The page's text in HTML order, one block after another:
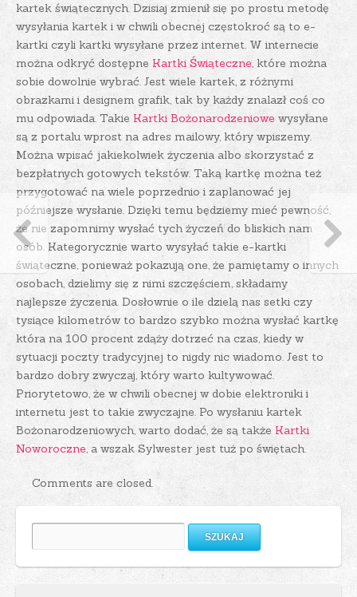
kartek świątecznych. Dzisiaj zmienił się po prostu metodę
wysyłania kartek i w chwili obecnej częstokroć są to e-
kartki czyli kartki wysyłane przez internet. W internecie
można odkryć dostępne Kartki Świąteczne, które można
sobie dowolnie wybrać. Jest wiele kartek, z różnymi
obrazkami i designem grafik, tak by każdy znalazł coś co
mu odpowiada. Takie Kartki Bożonarodzeniowe wysyłane
są z portalu wprost na adres mailowy, który wpiszemy.
Można wpisać jakiekolwiek życzenia albo skorzystać z
bezpłatnych gotowych tekstów. Taką kartkę można też
przygotować na wiele poprzednio i zaplanować jej
późniejsze wysłanie. Dzięki temu będziemy mieć pewność,
że nie zapomnimy wysłać tych życzeń do bliskich nam
osób. Kategorycznie warto wysyłać takie e-kartki
świąteczne, ponieważ pokazują one, że pamiętamy o innych
osobach, dzielimy się z nimi szczęściem, składamy
najlepsze życzenia. Dosłownie o ile dzielą nas setki czy
tysiące kilometrów to bardzo szybko można wysłać kartkę
która na 100 procent zdąży dotrzeć na czas, kiedy w
sytuacji poczty tradycyjnej to nigdy nic wiadomo. Jest to
bardzo dobry zwyczaj, który warto kultywować.
Priorytetowo, że w chwili obecnej w dobie elektroniki i
internetu jest to takie zwyczajne. Po wysłaniu kartek
Bożonarodzeniowych, warto dodać, że są także Kartki
Noworoczne, a wszak Sylwester jest tuż po świętach.
Comments are closed.